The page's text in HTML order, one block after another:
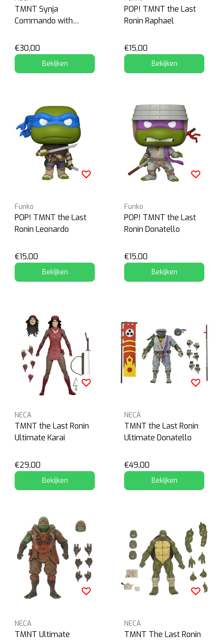
TMNT Synja
Commando with
€30,00
Bekijken
POP! TMNT the Last
Ronin Raphael
€15,00
Bekijken
Funko
POP! TMNT the Last
Ronin Leonardo
€15,00
Bekijken
Funko
POP! TMNT the Last
Ronin Donatello
€15,00
Bekijken
NECA
TMNT the Last Ronin
Ultimate Karai
€29,00
Bekijken
NECA
TMNT the Last Ronin
Ultimate Donatello
€49,00
Bekijken
NECA
TMNT Ultimate
NECA
TMNT The Last Ronin